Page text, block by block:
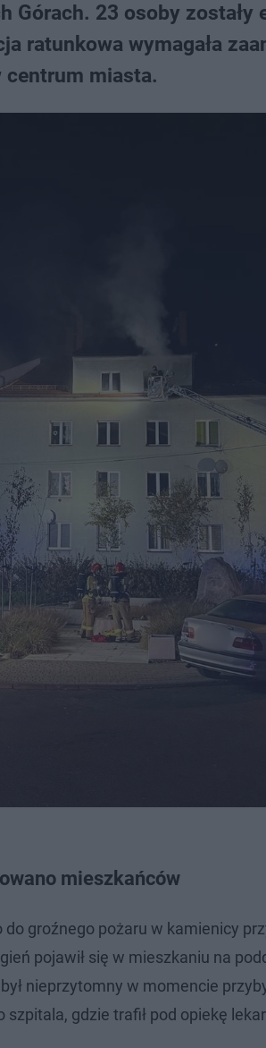
Górach. 23 osoby zostały
ratunkowa wymagała
centrum miasta.
mieszkańców
do groźnego pożaru w kamienicy
pojawił się w mieszkaniu na
nieprzytomny w momencie
gdzie trafił pod opiekę